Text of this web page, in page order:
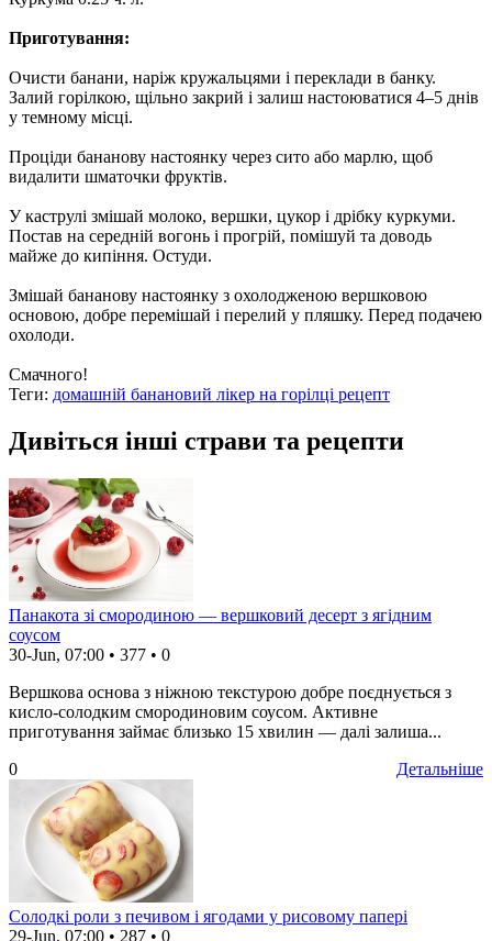
Приготування:
Очисти банани, наріж кружальцями і переклади в банку.
Залий горілкою, щільно закрий і залиш настоюватися 4–5 днів
у темному місці.
Проціди бананову настоянку через сито або марлю, щоб
видалити шматочки фруктів.
У каструлі змішай молоко, вершки, цукор і дрібку куркуми.
Постав на середній вогонь і прогрій, помішуй та доводь
майже до кипіння. Остуди.
Змішай бананову настоянку з охолодженою вершковою
основою, добре перемішай і перелий у пляшку. Перед подачею
охолоди.
Смачного!
Теги: домашній банановий лікер на горілці рецепт
Дивіться інші страви та рецепти
Панакота зі смородиною — вершковий десерт з ягідним
соусом
30-Jun, 07:00 • 377 • 0
Вершкова основа з ніжною текстурою добре поєднується з
кисло-солодким смородиновим соусом. Активне
приготування займає близько 15 хвилин — далі залиша...
Детальніше
0
Солодкі роли з печивом і ягодами у рисовому папері
29-Jun, 07:00 • 287 • 0